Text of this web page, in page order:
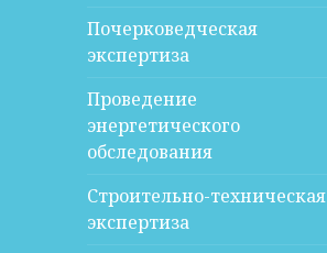
Почерковедческая
экспертиза
Проведение
энергетического
обследования
Строительно-техническая
экспертиза